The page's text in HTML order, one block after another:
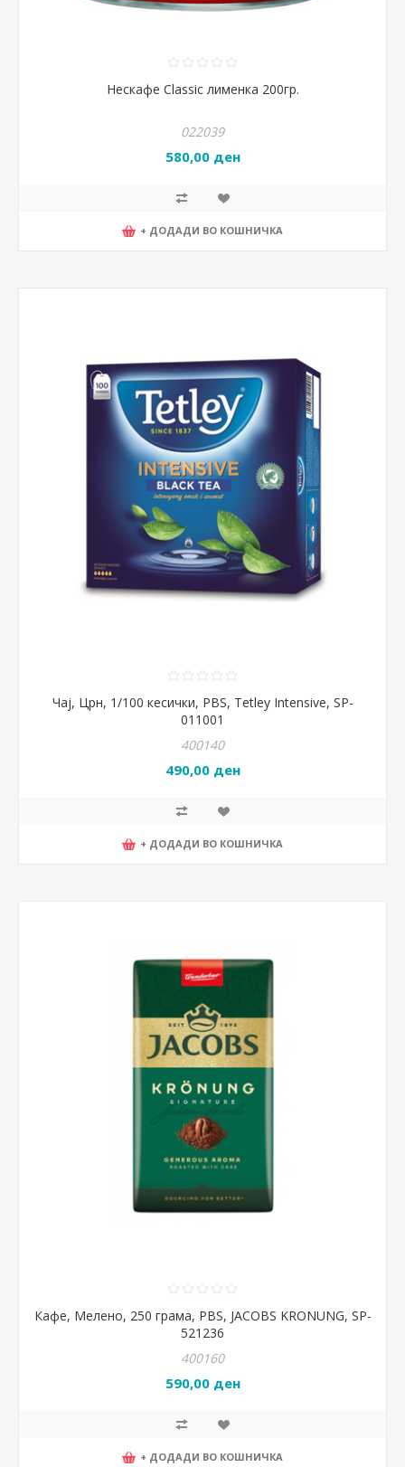
Нескафе Classic лименка 200гр.
022039
580,00 ден
+ ДОДАДИ ВО КОШНИЧКА
Чај, Црн, 1/100 кесички, PBS, Tetley Intensive, SP-
011001
400140
490,00 ден
+ ДОДАДИ ВО КОШНИЧКА
Кафе, Мелено, 250 грама, PBS, JACOBS KRONUNG, SP-
521236
400160
590,00 ден
+ ДОДАДИ ВО КОШНИЧКА